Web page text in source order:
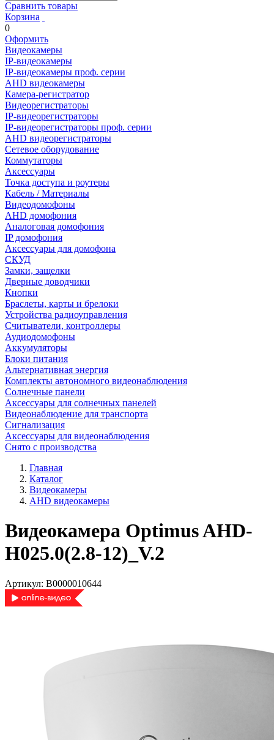
Сравнить товары
Корзина
0
Оформить
Видеокамеры
IP-видеокамеры
IP-видеокамеры проф. серии
AHD видеокамеры
Камера-регистратор
Видеорегистраторы
IP-видеорегистраторы
IP-видеорегистраторы проф. серии
AHD видеорегистраторы
Сетевое оборудование
Коммутаторы
Аксессуары
Точка доступа и роутеры
Кабель / Материалы
Видеодомофоны
AHD домофония
Аналоговая домофония
IP домофония
Аксессуары для домофона
СКУД
Замки, защелки
Дверные доводчики
Кнопки
Браслеты, карты и брелоки
Устройства радиоуправления
Считыватели, контроллеры
Аудиодомофоны
Аккумуляторы
Блоки питания
Альтернативная энергия
Комплекты автономного видеонаблюдения
Солнечные панели
Аксессуары для солнечных панелей
Видеонаблюдение для транспорта
Сигнализация
Аксессуары для видеонаблюдения
Снято с производства
Главная
Каталог
Видеокамеры
AHD видеокамеры
Видеокамера Optimus AHD-
H025.0(2.8-12)_V.2
Артикул: В0000010644